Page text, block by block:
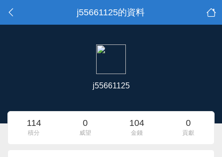
j55661125的資料
j55661125
114
積分
0
威望
104
金錢
0
貢獻